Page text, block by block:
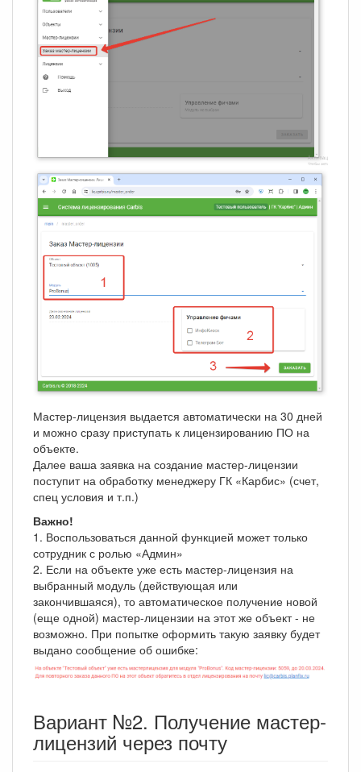
Мастер-лицензия выдается автоматически на 30 дней
и можно сразу приступать к лицензированию ПО на
объекте.
Далее ваша заявка на создание мастер-лицензии
поступит на обработку менеджеру ГК «Карбис» (счет,
спец условия и т.п.)
Важно!
1. Воспользоваться данной функцией может только
сотрудник с ролью «Админ»
2. Если на объекте уже есть мастер-лицензия на
выбранный модуль (действующая или
закончившаяся), то автоматическое получение новой
(еще одной) мастер-лицензии на этот же объект - не
возможно. При попытке оформить такую заявку будет
выдано сообщение об ошибке:
Вариант №2. Получение мастер-
лицензий через почту